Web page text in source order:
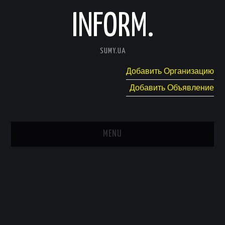
INFORM.
SUMY.UA
Добавить Организацию
Добавить Объявление
MENU